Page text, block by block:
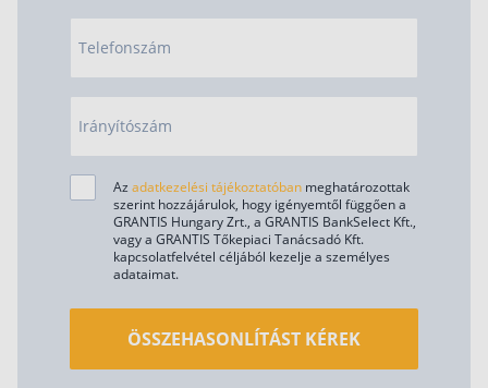
Telefonszám
Irányítószám
Az adatkezelési tájékoztatóban meghatározottak
szerint hozzájárulok, hogy igényemtől függően a
GRANTIS Hungary Zrt., a GRANTIS BankSelect Kft.,
vagy a GRANTIS Tőkepiaci Tanácsadó Kft.
kapcsolatfelvétel céljából kezelje a személyes
adataimat.
ÖSSZEHASONLÍTÁST KÉREK